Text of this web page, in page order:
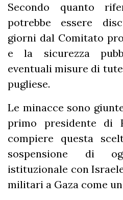
Secondo quanto
potrebbe essere
giorni dal Comitato
e la sicurezza
eventuali misure di
pugliese.
Le minacce sono
primo presidente di
compiere questa
sospensione di
istituzionale con
militari a Gaza come un